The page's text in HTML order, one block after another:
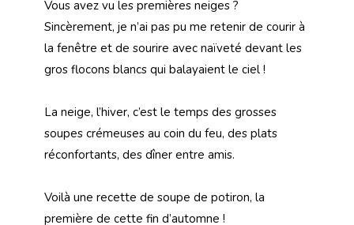
Vous avez vu les premières neiges ?
Sincèrement, je n’ai pas pu me retenir de courir à
la fenêtre et de sourire avec naïveté devant les
gros flocons blancs qui balayaient le ciel !
La neige, l’hiver, c’est le temps des grosses
soupes crémeuses au coin du feu, des plats
réconfortants, des dîner entre amis.
Voilà une recette de soupe de potiron, la
première de cette fin d’automne !